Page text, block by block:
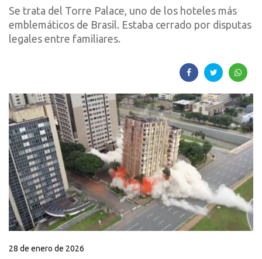
Se trata del Torre Palace, uno de los hoteles más
emblemáticos de Brasil. Estaba cerrado por disputas
legales entre familiares.
28 de enero de 2026